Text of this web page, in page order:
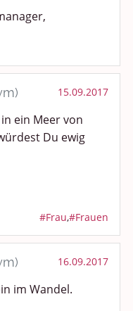
15.09.2017
ein Meer von
Du ewig
#Frau,#Frauen
16.09.2017
im Wandel.